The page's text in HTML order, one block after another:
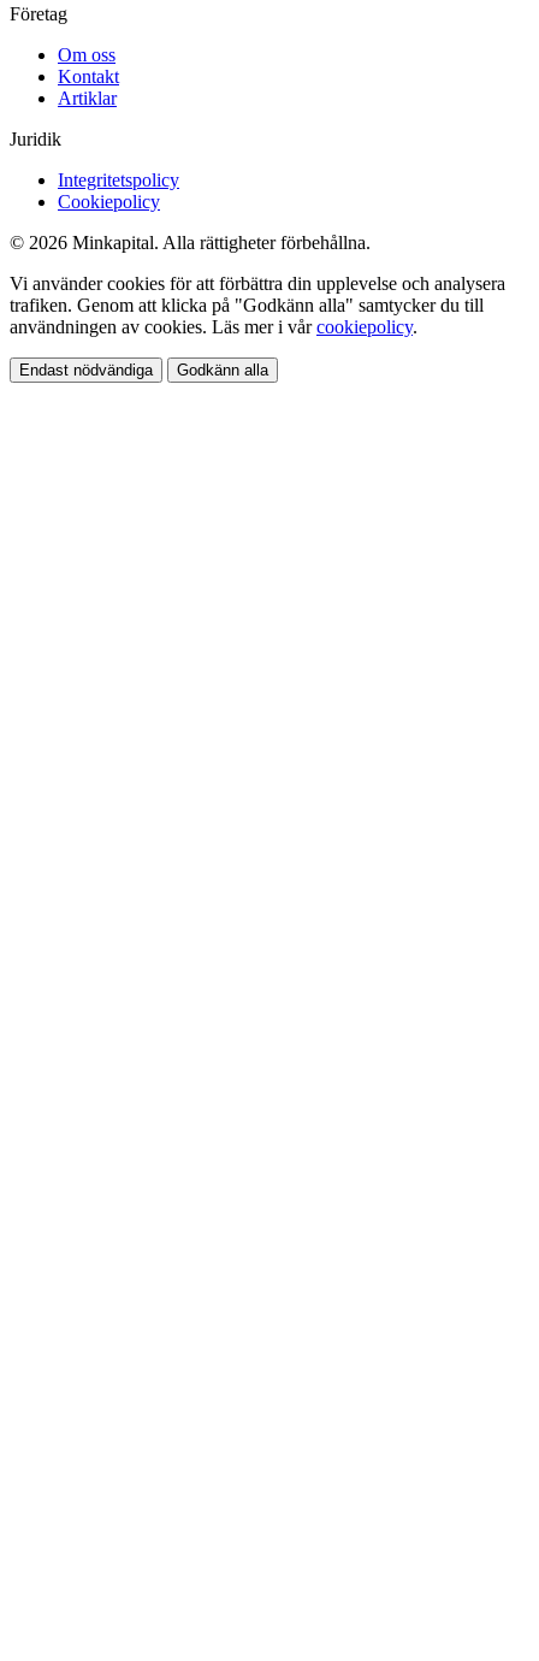
Företag
Om oss
Kontakt
Artiklar
Juridik
Integritetspolicy
Cookiepolicy
© 2026 Minkapital. Alla rättigheter förbehållna.
Vi använder cookies för att förbättra din upplevelse och analysera
trafiken. Genom att klicka på "Godkänn alla" samtycker du till
användningen av cookies. Läs mer i vårcookiepolicy.
Endast nödvändiga Godkänn alla